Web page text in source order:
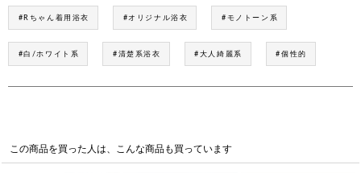
#Rちゃん着用浴衣 #オリジナル浴衣 #モノトーン系
#白/ホワイト系 #清楚系浴衣 #大人綺麗系 #個性的
この商品を買った人は、こんな商品も買っています